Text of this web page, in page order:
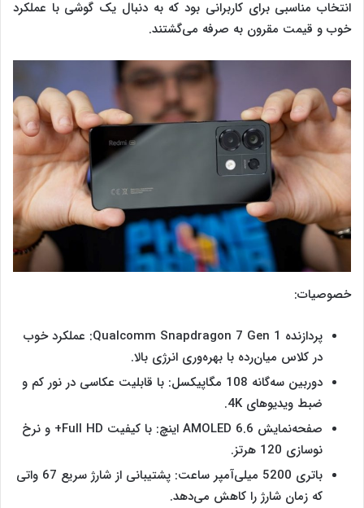
انتخاب مناسبی برای کاربرانی بود که به دنبال یک گوشی با عملکرد
خوب و قیمت مقرون به صرفه می‌گشتند.
خصوصیات:
پردازنده Qualcomm Snapdragon 7 Gen 1: عملکرد خوب
در کلاس میان‌رده با بهره‌وری انرژی بالا.
دوربین سه‌گانه 108 مگاپیکسل: با قابلیت عکاسی در نور کم و
ضبط ویدیوهای 4K.
صفحه‌نمایش AMOLED 6.6 اینچ: با کیفیت Full HD+ و نرخ
نوسازی 120 هرتز.
باتری 5200 میلی‌آمپر ساعت: پشتیبانی از شارژ سریع 67 واتی
که زمان شارژ را کاهش می‌دهد.